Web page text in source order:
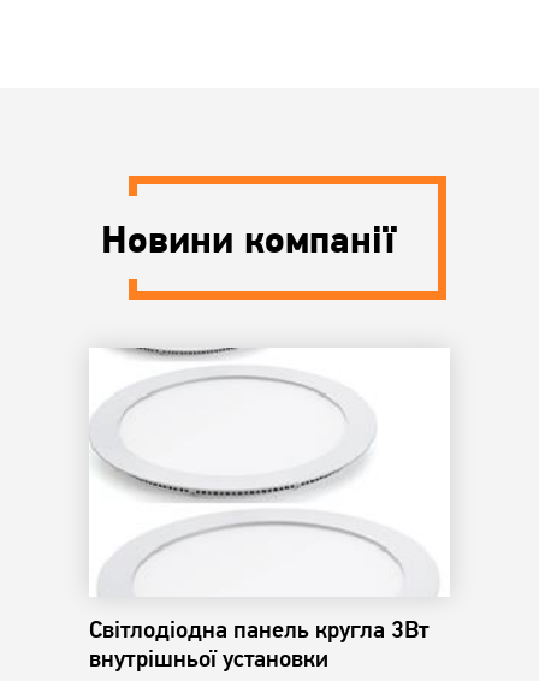
Новини компанії
Світлодіодна панель кругла 3Вт
внутрішньої установки